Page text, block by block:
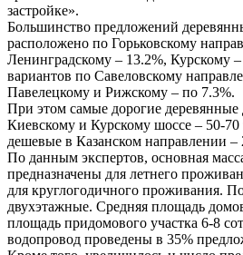
застройке».
Большинство предложений
расположено по Горьковскому
Ленинградскому – 13.2%, Курскому
вариантов по Савеловскому
Павелецкому и Рижскому – по 7.3%.
При этом самые дорогие деревянные
Киевскому и Курскому шоссе – 50-
дешевые в Казанском направлении –
По данным экспертов, основная
предназначены для летнего
для круглогодичного проживания.
двухэтажные. Средняя площадь
площадь придомового участка 6-8
водопровод проведены в 35%